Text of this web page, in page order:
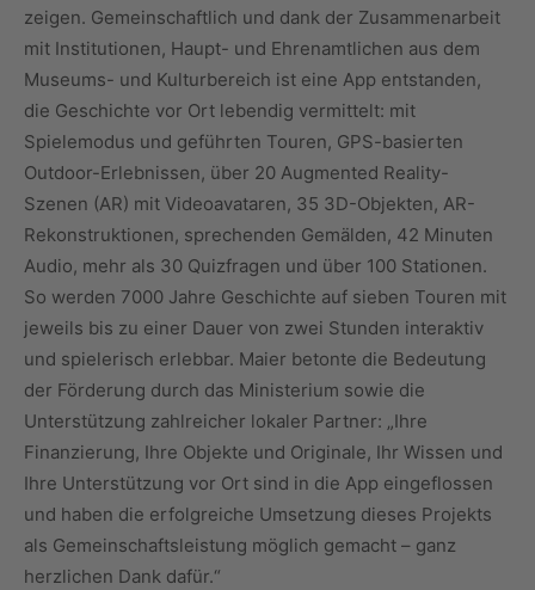
zeigen. Gemeinschaftlich und dank der Zusammenarbeit
mit Institutionen, Haupt- und Ehrenamtlichen aus dem
Museums- und Kulturbereich ist eine App entstanden,
die Geschichte vor Ort lebendig vermittelt: mit
Spielemodus und geführten Touren, GPS-basierten
Outdoor-Erlebnissen, über 20 Augmented Reality-
Szenen (AR) mit Videoavataren, 35 3D-Objekten, AR-
Rekonstruktionen, sprechenden Gemälden, 42 Minuten
Audio, mehr als 30 Quizfragen und über 100 Stationen.
So werden 7000 Jahre Geschichte auf sieben Touren mit
jeweils bis zu einer Dauer von zwei Stunden interaktiv
und spielerisch erlebbar. Maier betonte die Bedeutung
der Förderung durch das Ministerium sowie die
Unterstützung zahlreicher lokaler Partner: „Ihre
Finanzierung, Ihre Objekte und Originale, Ihr Wissen und
Ihre Unterstützung vor Ort sind in die App eingeflossen
und haben die erfolgreiche Umsetzung dieses Projekts
als Gemeinschaftsleistung möglich gemacht – ganz
herzlichen Dank dafür.“